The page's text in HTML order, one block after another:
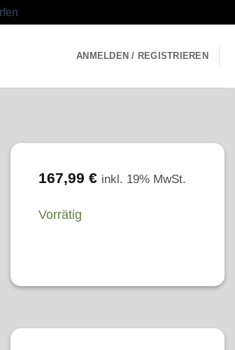
ANMELDEN / REGISTRIEREN
167,99 € inkl. 19% MwSt.
Vorrätig